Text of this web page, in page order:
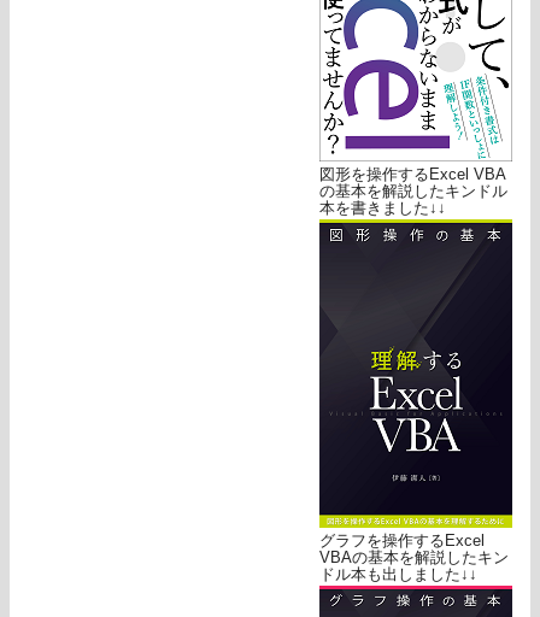
図形を操作するExcel VBA
の基本を解説したキンドル
本を書きました↓↓
グラフを操作するExcel
VBAの基本を解説したキン
ドル本も出しました↓↓